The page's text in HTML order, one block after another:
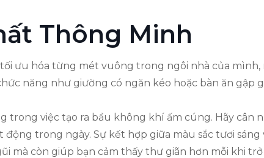
Thông Minh
ưu hóa từng mét vuông trong ngôi nhà của mình,
năng như giường có ngăn kéo hoặc bàn ăn gập
trong việc tạo ra bầu không khí ấm cúng. Hãy cân
trong ngày. Sự kết hợp giữa màu sắc tươi sáng
mà còn giúp bạn cảm thấy thư giãn hơn mỗi khi